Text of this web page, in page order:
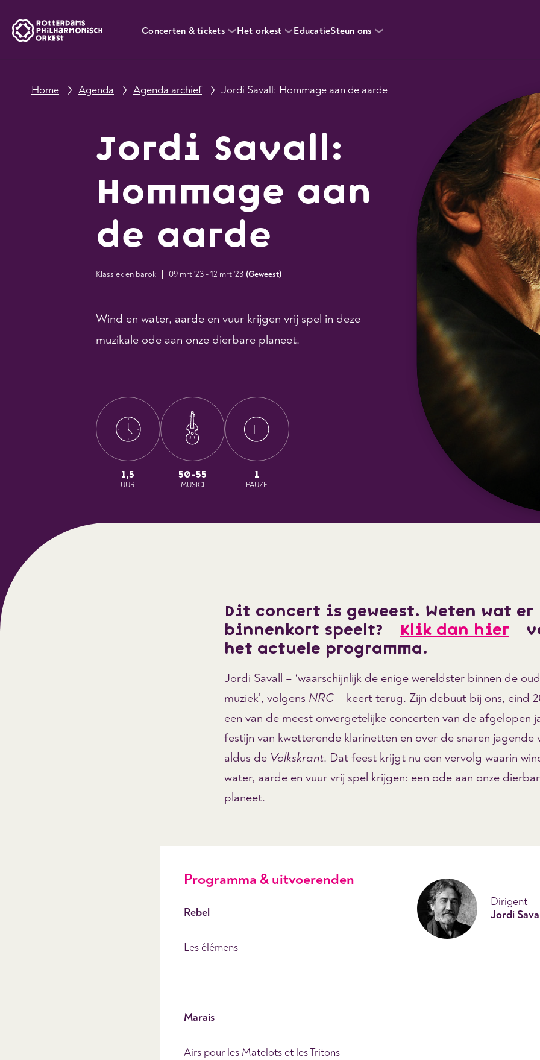
Concerten & tickets Het orkest EducatieSteun ons
Home Agenda Agenda archief Jordi Savall: Hommage aan de aarde
Jordi Savall:
Hommage aan
de aarde
Klassiek en barok 09 mrt '23 - 12 mrt '23 (Geweest)
Wind en water, aarde en vuur krijgen vrij spel in deze
muzikale ode aan onze dierbare planeet.
1,5
UUR
50-55
MUSICI
1
PAUZE
Dit concert is geweest. Weten wat er
binnenkort speelt? Klik dan hier
het actuele programma.
Jordi Savall – ‘waarschijnlijk de enige wereldster binnen de
muziek’, volgens NRC– keert terug. Zijn debuut bij ons, eind
een van de meest onvergetelijke concerten van de afgelopen
festijn van kwetterende klarinetten en over de snaren jagende
aldus de Volkskrant. Dat feest krijgt nu een vervolg waarin
water, aarde en vuur vrij spel krijgen: een ode aan onze
planeet.
Programma & uitvoerenden
Rebel
Les élémens
Marais
Airs pour les Matelots et les Tritons
Dirigent
Jordi